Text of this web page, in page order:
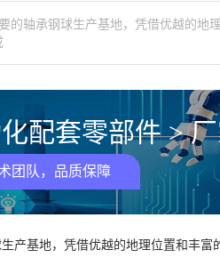
轴承钢球生产基地，凭借优越的地
配套零部件 >
团队，品质保障
产基地，凭借优越的地理位置和丰